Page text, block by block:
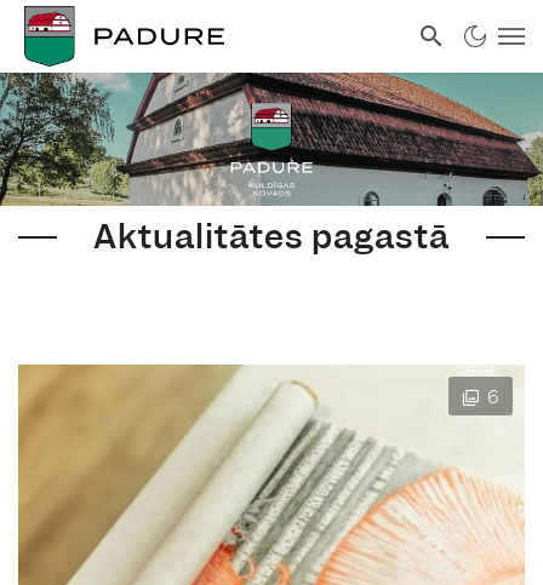
Aktualitātes pagastā
6